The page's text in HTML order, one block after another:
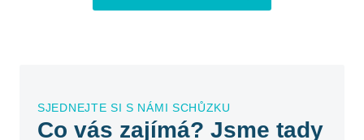
SJEDNEJTE SI S NÁMI SCHŮZKU
Co vás zajímá? Jsme tady